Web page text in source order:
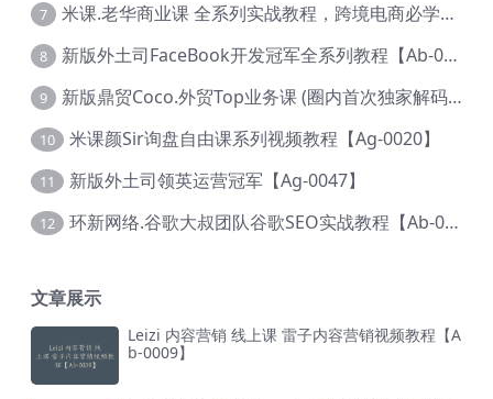
7 米课.老华商业课 全系列实战教程，跨境电商必学，价值16900元【Ag-0053】
8 新版外土司FaceBook开发冠军全系列教程【Ab-0021】
9 新版鼎贸Coco.外贸Top业务课 (圈内首次独家解码|460节课)【Ag-0091】
10 米课颜Sir询盘自由课系列视频教程【Ag-0020】
11 新版外土司领英运营冠军【Ag-0047】
12 环新网络.谷歌大叔团队谷歌SEO实战教程【Ab-0024】
文章展示
Leizi 内容营销 线上课 雷子内容营销视频教程【A
b-0009】